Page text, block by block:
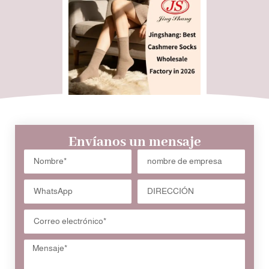
Envíanos un mensaje